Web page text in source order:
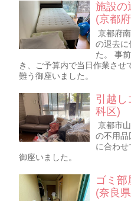
施設の
(京都
京都府
の退去に
た。 事
き、ご予算内で当日作業させ
難う御座いました。
引越し
科区)
京都市
の不用品
に合わせ
御座いました。
ゴミ部
(奈良